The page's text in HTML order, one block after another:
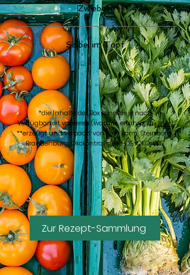
*die Inhalte der Box können je nach
Verfügbarkeit variieren (warum, erfährst duhier)
**erzeugt und verpackt von Tiny Farm, Steinhöfel,
Brandenburg. Ökokontrollstelle: DE-ÖKO-037
Zwiebeln
Salbei im Topf
Zur Rezept-Sammlung